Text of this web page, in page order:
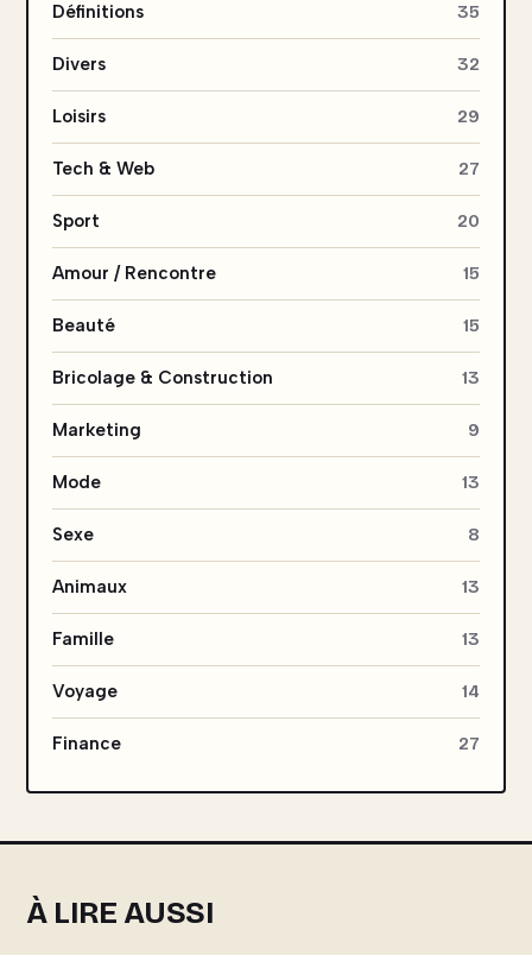
Définitions 35
Divers 32
Loisirs 29
Tech & Web 27
Sport 20
Amour / Rencontre 15
Beauté 15
Bricolage & Construction 13
Marketing 9
Mode 13
Sexe 8
Animaux 13
Famille 13
Voyage 14
Finance 27
À LIRE AUSSI